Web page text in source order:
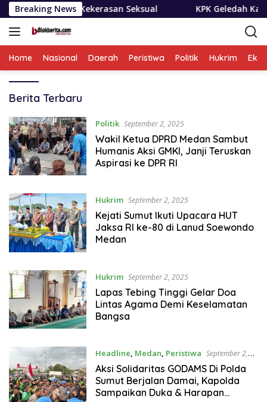
Langsung
ke
konten
Breaking News
Kekerasan Seksual KPK Geledah Kantor
Home Nasional Daerah Peristiwa Politik Hukrim
Blokberita.com
Berita Terbaru
Politik September 2, 2025
Wakil Ketua DPRD Medan Sambut
Humanis Aksi GMKI, Janji Teruskan
Aspirasi ke DPR RI
Hukrim September 2, 2025
Kejati Sumut Ikuti Upacara HUT
Jaksa RI ke-80 di Lanud Soewondo
Medan
Hukrim September 2, 2025
Lapas Tebing Tinggi Gelar Doa
Lintas Agama Demi Keselamatan
Bangsa
Headline, Medan, Peristiwa September 2,
2025
Aksi Solidaritas GODAMS Di Polda
Sumut Berjalan Damai, Kapolda
Sampaikan Duka & Harapan